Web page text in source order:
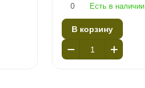
0 Есть в наличии
В корзину